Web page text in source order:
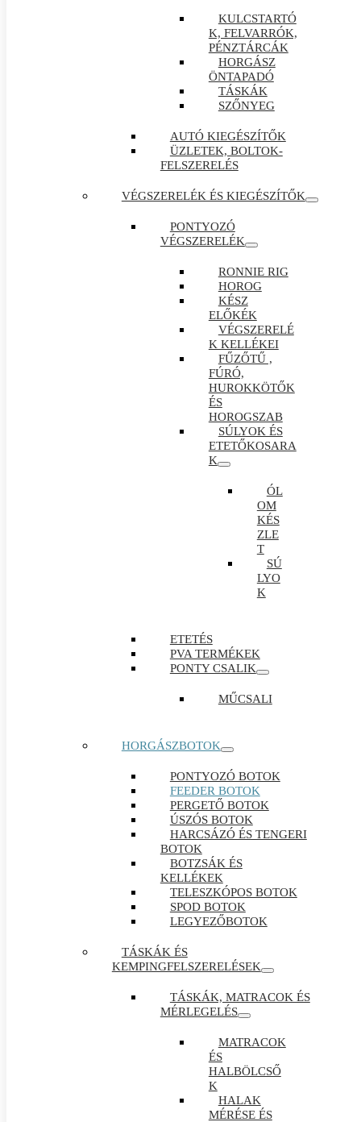
KULCSTARTÓ
K, FELVARRÓK,
PÉNZTÁRCÁK
HORGÁSZ
ÖNTAPADÓ
TÁSKÁK
SZŐNYEG
AUTÓ KIEGÉSZÍTŐK
ÜZLETEK, BOLTOK-
FELSZERELÉS
VÉGSZERELÉK ÉS KIEGÉSZÍTŐK
PONTYOZÓ
VÉGSZERELÉK
RONNIE RIG
HOROG
KÉSZ
ELŐKÉK
VÉGSZERELÉ
K KELLÉKEI
FŰZŐTŰ ,
FÚRÓ,
HUROKKÖTŐK
ÉS
HOROGSZAB
SÚLYOK ÉS
ETETŐKOSARA
K
ÓL
OM
KÉS
ZLE
T
SÚ
LYO
K
ETETÉS
PVA TERMÉKEK
PONTY CSALIK
MŰCSALI
HORGÁSZBOTOK
PONTYOZÓ BOTOK
FEEDER BOTOK
PERGETŐ BOTOK
ÚSZÓS BOTOK
HARCSÁZÓ ÉS TENGERI
BOTOK
BOTZSÁK ÉS
KELLÉKEK
TELESZKÓPOS BOTOK
SPOD BOTOK
LEGYEZŐBOTOK
TÁSKÁK ÉS
KEMPINGFELSZERELÉSEK
TÁSKÁK, MATRACOK ÉS
MÉRLEGELÉS
MATRACOK
ÉS
HALBÖLCSŐ
K
HALAK
MÉRÉSE ÉS